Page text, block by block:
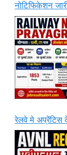
नोटिफिकेशन
रेलवे मे अप्रेंटिस